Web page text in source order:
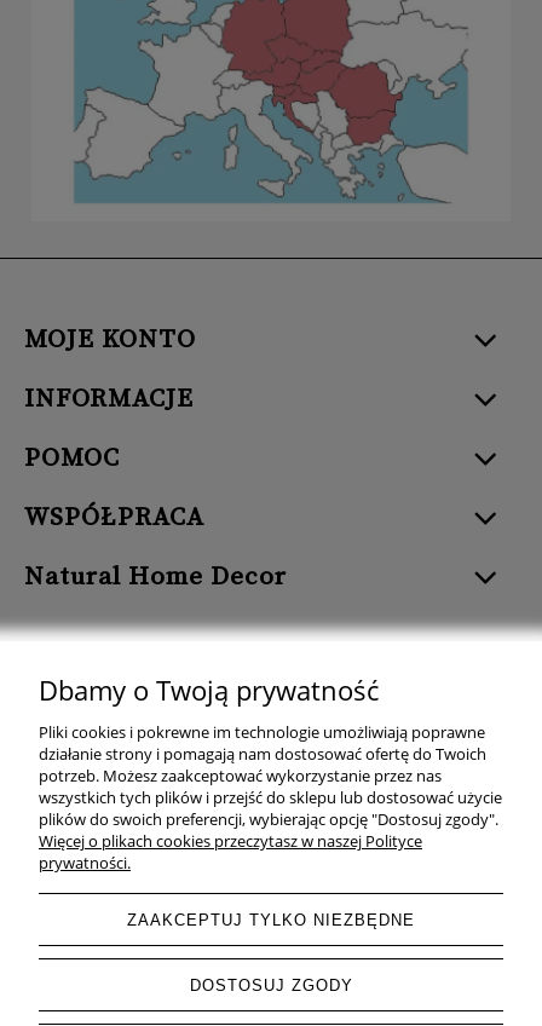
MOJE KONTO
INFORMACJE
POMOC
WSPÓŁPRACA
Natural Home Decor
Natural Home Decor | E-mail: sklep at naturalhomedecor.pl | Tel.:
507 707 299 | NIP: 7971800592 | REGON: 381429127
Copyright © 2026 - Naturalhomedecor.pl
Dbamy o Twoją prywatność
Pliki cookies i pokrewne im technologie umożliwiają poprawne
działanie strony i pomagają nam dostosować ofertę do Twoich
potrzeb. Możesz zaakceptować wykorzystanie przez nas
wszystkich tych plików i przejść do sklepu lub dostosować użycie
plików do swoich preferencji, wybierając opcję "Dostosuj zgody".
Więcej o plikach cookies przeczytasz w naszej Polityce
prywatności.
ZAAKCEPTUJ TYLKO NIEZBĘDNE
DOSTOSUJ ZGODY